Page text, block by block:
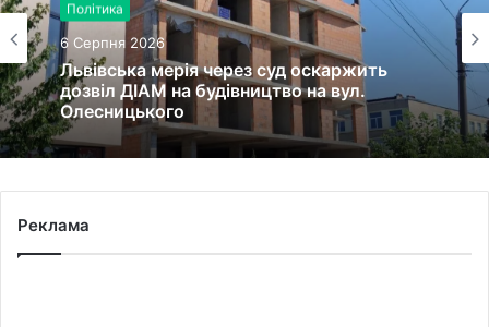
Політика
6 Серпня 2026
Львівська мерія через суд оскаржить
дозвіл ДІАМ на будівництво на вул.
Олесницького
Реклама